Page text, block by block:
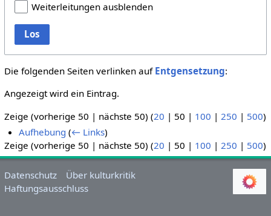
Weiterleitungen ausblenden
Los
Die folgenden Seiten verlinken auf Entgensetzung:
Angezeigt wird ein Eintrag.
Zeige (vorherige 50 | nächste 50) (20 | 50 | 100 | 250 | 500)
Aufhebung (← Links)
Zeige (vorherige 50 | nächste 50) (20 | 50 | 100 | 250 | 500)
Datenschutz
Über kulturkritik
Haftungsausschluss